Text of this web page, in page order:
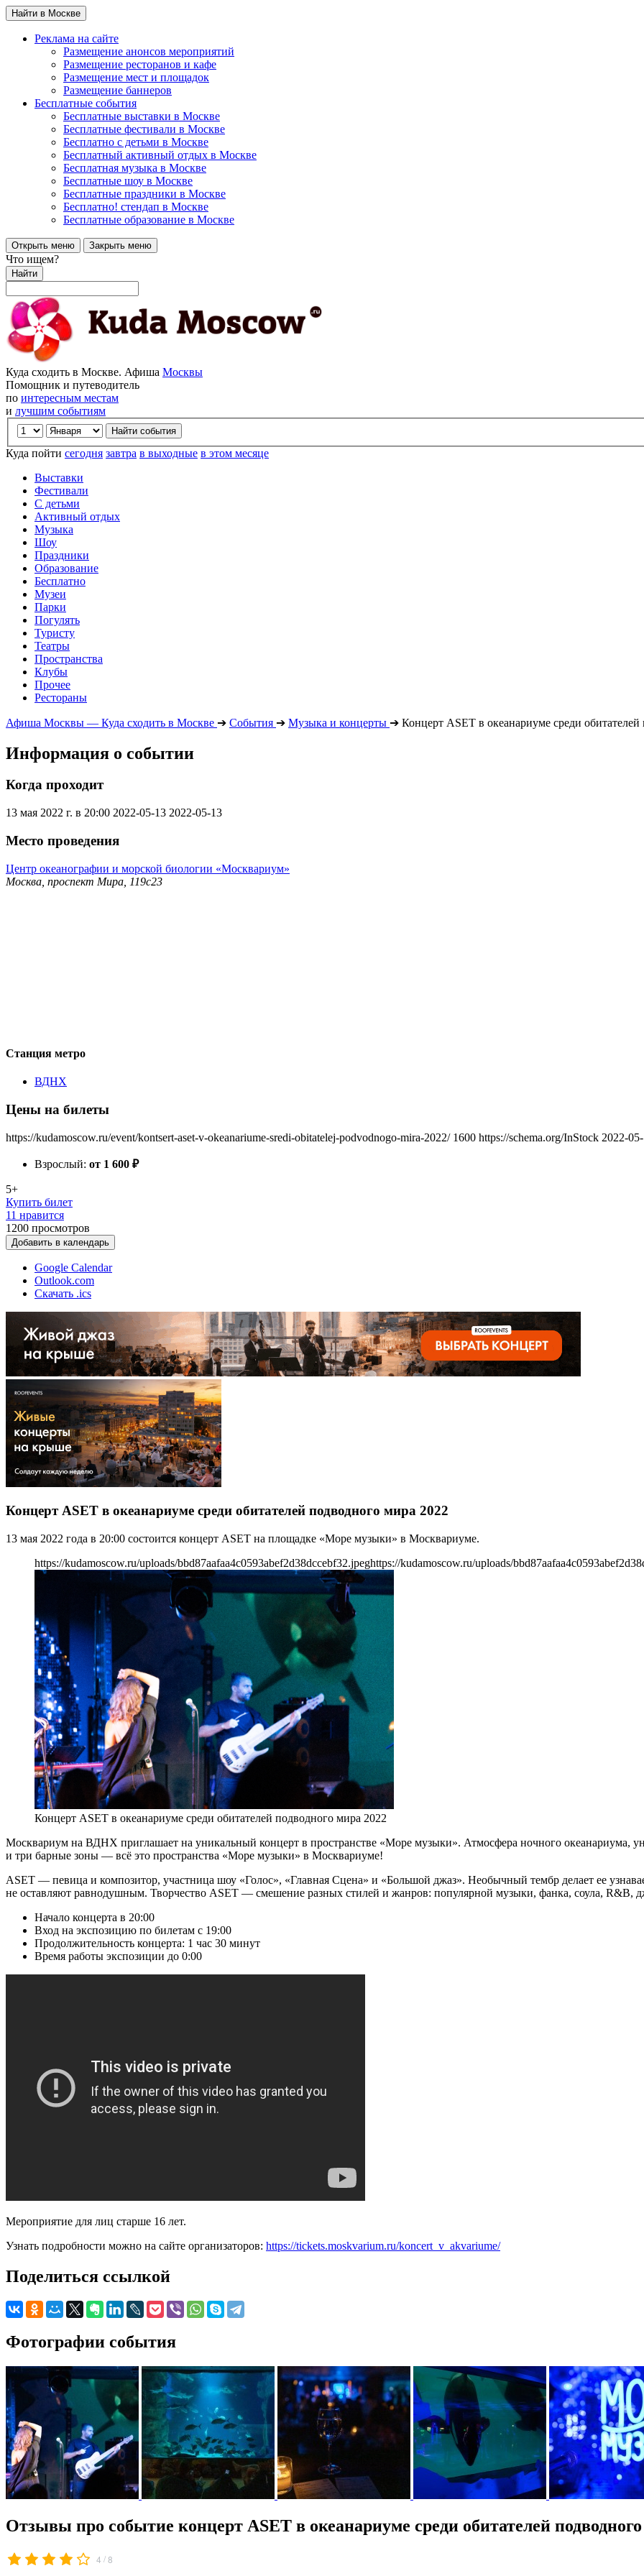
Найти в Москве
Реклама на сайте
Размещение анонсов мероприятий
Размещение ресторанов и кафе
Размещение мест и площадок
Размещение баннеров
Бесплатные события
Бесплатные выставки в Москве
Бесплатные фестивали в Москве
Бесплатно с детьми в Москве
Бесплатный активный отдых в Москве
Бесплатная музыка в Москве
Бесплатные шоу в Москве
Бесплатные праздники в Москве
Бесплатно! стендап в Москве
Бесплатные образование в Москве
Открыть меню Закрыть меню
Что ищем?
Найти
Куда сходить в Москве. Афиша Москвы
Помощник и путеводитель
по интересным местам
и лучшим событиям
Куда пойти сегодня завтра в выходные в этом месяце
Выставки
Фестивали
С детьми
Активный отдых
Музыка
Шоу
Праздники
Образование
Бесплатно
Музеи
Парки
Погулять
Туристу
Театры
Пространства
Клубы
Прочее
Рестораны
Афиша Москвы — Куда сходить в Москве ➔ События ➔ Музыка и концерты ➔ Концерт ASET в океанариуме среди
Информация о событии
Когда проходит
13 мая 2022 г. в 20:00 2022-05-13 2022-05-13
Место проведения
Центр океанографии и морской биологии «Москвариум»
Москва, проспект Мира, 119с23
Станция метро
ВДНХ
Цены на билеты
https://kudamoscow.ru/event/kontsert-aset-v-okeanariume-sredi-obitatelej-podvodnogo-mira-2022/ 1600 https://schema.org/InStock 2022-
Взрослый: от 1 600 ₽
5+
Купить билет
11 нравится
1200 просмотров
Добавить в календарь
Google Calendar
Outlook.com
Скачать .ics
Концерт ASET в океанариуме среди обитателей подводного мира 2022
13 мая 2022 года в 20:00 состоится концерт ASET на площадке «Море музыки» в Москвариуме.
https://kudamoscow.ru/uploads/bbd87aafaa4c0593abef2d38dccebf32.jpeghttps://kudamoscow.ru/uploads/
Концерт ASET в океанариуме среди обитателей подводного мира 2022
Москвариум на ВДНХ приглашает на уникальный концерт в пространстве «Море музыки». Атмосфера ночного океанариума,
и три барные зоны — всё это пространства «Море музыки» в Москвариуме!
ASET — певица и композитор, участница шоу «Голос», «Главная Сцена» и «Большой джаз». Необычный тембр делает ее
не оставляют равнодушным. Творчество ASET — смешение разных стилей и жанров: популярной музыки, фанка, соула, R&B,
Начало концерта в 20:00
Вход на экспозицию по билетам с 19:00
Продолжительность концерта: 1 час 30 минут
Время работы экспозиции до 0:00
Мероприятие для лиц старше 16 лет.
Узнать подробности можно на сайте организаторов: https://tickets.moskvarium.ru/koncert_v_akvariume/
Поделиться ссылкой
Фотографии события
Отзывы про событие концерт ASET в океанариуме среди обитателей
4 /8